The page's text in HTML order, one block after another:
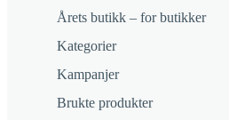
Årets butikk – for butikker
Kategorier
Kampanjer
Brukte produkter